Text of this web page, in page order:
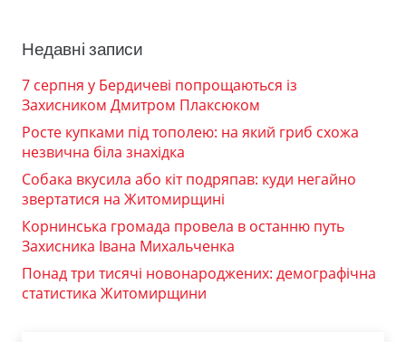
Недавні записи
7 серпня у Бердичеві попрощаються із
Захисником Дмитром Плаксюком
Росте купками під тополею: на який гриб схожа
незвична біла знахідка
Собака вкусила або кіт подряпав: куди негайно
звертатися на Житомирщині
Корнинська громада провела в останню путь
Захисника Івана Михальченка
Понад три тисячі новонароджених: демографічна
статистика Житомирщини